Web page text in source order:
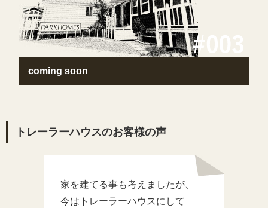
coming soon
トレーラーハウスのお客様の声
家を建てる事も考えましたが、
今はトレーラーハウスにして